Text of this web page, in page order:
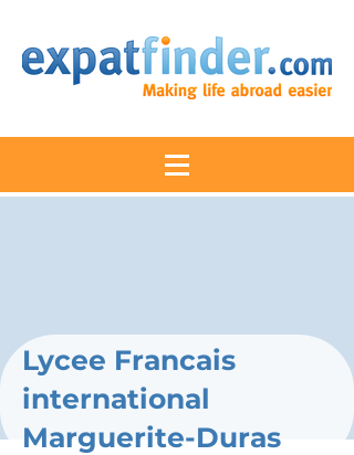
Lycee Francais
international
Marguerite-Duras